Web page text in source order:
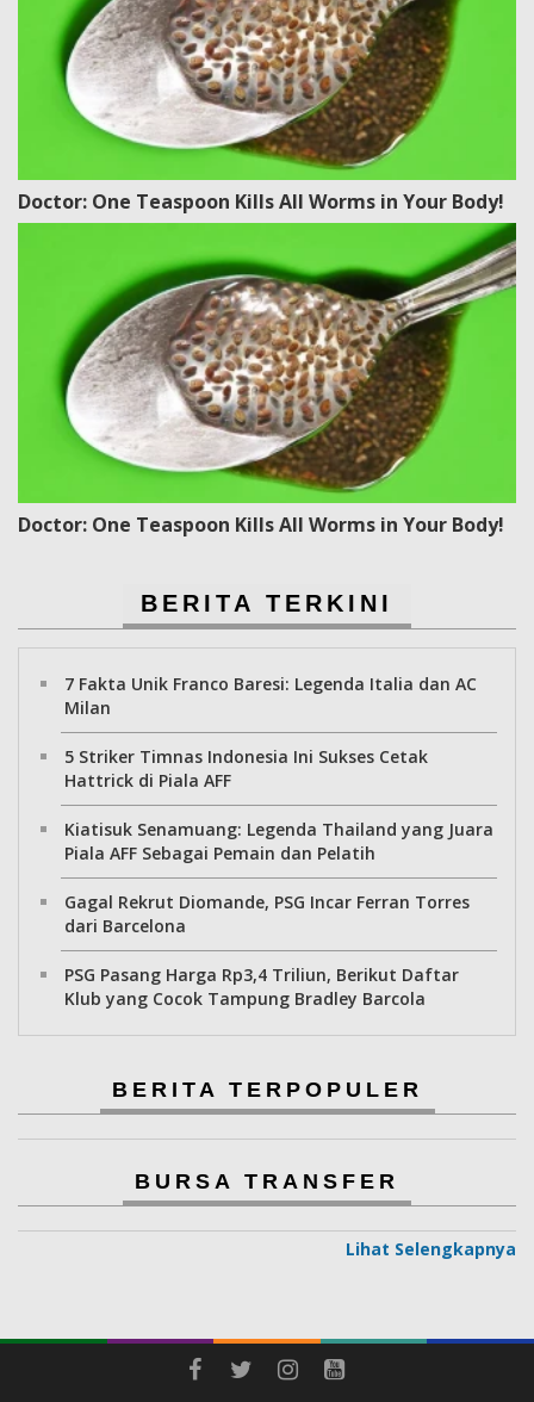
Doctor: One Teaspoon Kills All Worms in Your Body!
Doctor: One Teaspoon Kills All Worms in Your Body!
BERITA TERKINI
7 Fakta Unik Franco Baresi: Legenda Italia dan AC
Milan
5 Striker Timnas Indonesia Ini Sukses Cetak
Hattrick di Piala AFF
Kiatisuk Senamuang: Legenda Thailand yang Juara
Piala AFF Sebagai Pemain dan Pelatih
Gagal Rekrut Diomande, PSG Incar Ferran Torres
dari Barcelona
PSG Pasang Harga Rp3,4 Triliun, Berikut Daftar
Klub yang Cocok Tampung Bradley Barcola
BERITA TERPOPULER
BURSA TRANSFER
Lihat Selengkapnya